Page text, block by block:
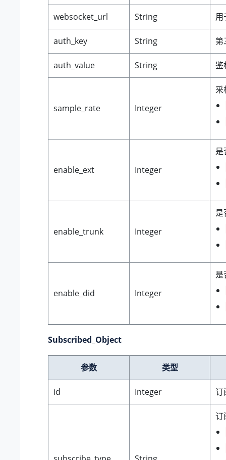
websocket_url String 用
auth_key String 第
auth_value String 鉴
sample_rate Integer
采
enable_ext Integer
是
enable_trunk Integer
是
enable_did Integer
是
Subscribed_Object
参数 类型
id Integer 订
订